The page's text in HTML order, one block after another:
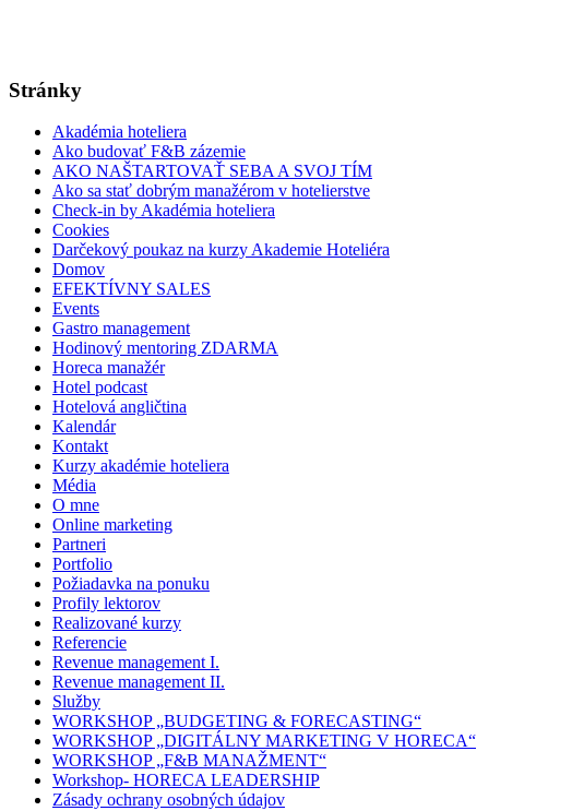
Stránky
Akadémia hoteliera
Ako budovať F&B zázemie
AKO NAŠTARTOVAŤ SEBA A SVOJ TÍM
Ako sa stať dobrým manažérom v hotelierstve
Check-in by Akadémia hoteliera
Cookies
Darčekový poukaz na kurzy Akademie Hoteliéra
Domov
EFEKTÍVNY SALES
Events
Gastro management
Hodinový mentoring ZDARMA
Horeca manažér
Hotel podcast
Hotelová angličtina
Kalendár
Kontakt
Kurzy akadémie hoteliera
Média
O mne
Online marketing
Partneri
Portfolio
Požiadavka na ponuku
Profily lektorov
Realizované kurzy
Referencie
Revenue management I.
Revenue management II.
Služby
WORKSHOP „BUDGETING & FORECASTING“
WORKSHOP „DIGITÁLNY MARKETING V HORECA“
WORKSHOP „F&B MANAŽMENT“
Workshop- HORECA LEADERSHIP
Zásady ochrany osobných údajov